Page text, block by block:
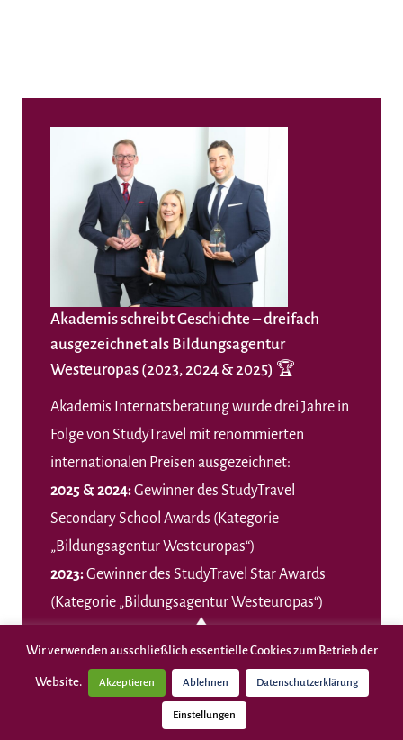
Akademis schreibt Geschichte – dreifach
ausgezeichnet als Bildungsagentur
Westeuropas (2023, 2024 & 2025) 🏆
Akademis Internatsberatung wurde drei Jahre in
Folge von StudyTravel mit renommierten
internationalen Preisen ausgezeichnet:
2025 & 2024:Gewinner des StudyTravel
Secondary School Awards (Kategorie
„Bildungsagentur Westeuropas“)
2023:Gewinner des StudyTravel Star Awards
(Kategorie „Bildungsagentur Westeuropas“)
Wir verwenden ausschließlich essentielle Cookies zum Betrieb der
Website. Akzeptieren Ablehnen Datenschutzerklärung
Einstellungen